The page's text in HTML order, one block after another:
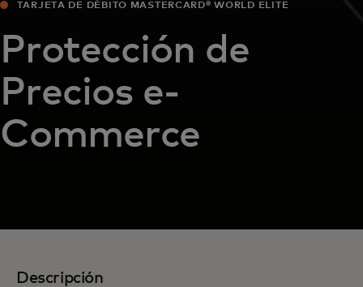
TARJETA DE DÉBITO MASTERCARD® WORLD ELITE
Protección de
Precios e-
Commerce
Descripción